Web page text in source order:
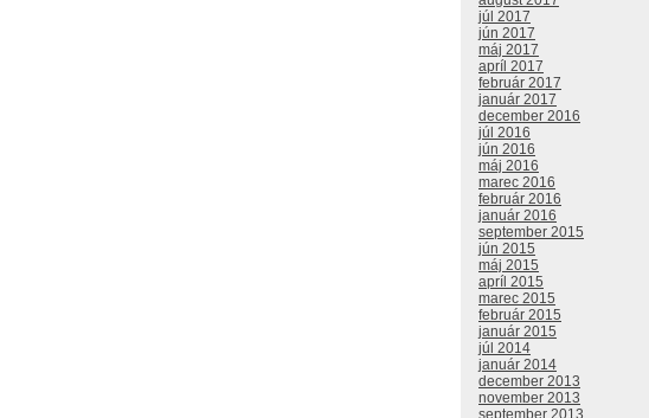
júl 2017
jún 2017
máj 2017
apríl 2017
február 2017
január 2017
december 2016
júl 2016
jún 2016
máj 2016
marec 2016
február 2016
január 2016
september 2015
jún 2015
máj 2015
apríl 2015
marec 2015
február 2015
január 2015
júl 2014
január 2014
december 2013
november 2013
september 2013